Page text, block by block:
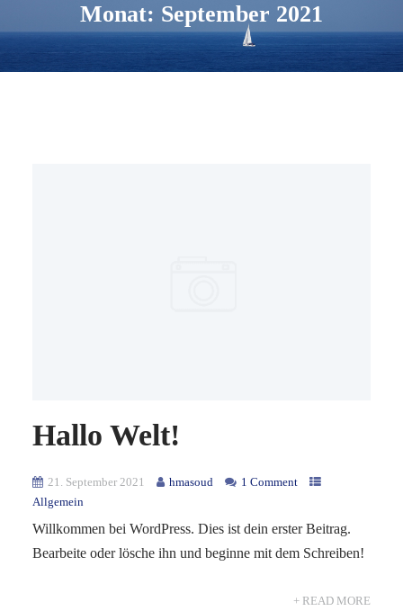
Monat: September 2021
Hallo Welt!
21. September 2021 hmasoud
1 Comment
Allgemein
Willkommen bei WordPress. Dies ist dein erster Beitrag.
Bearbeite oder lösche ihn und beginne mit dem Schreiben!
+ READ MORE